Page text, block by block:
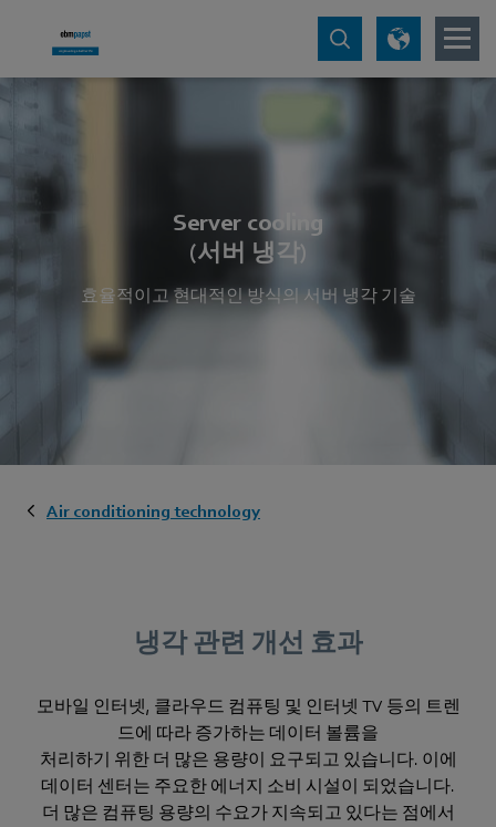
Server cooling
(서버 냉각)
효율적이고 현대적인 방식의 서버 냉각 기술
Air conditioning technology
냉각 관련 개선 효과
모바일 인터넷, 클라우드 컴퓨팅 및 인터넷 TV 등의 트렌
드에 따라 증가하는 데이터 볼륨을
처리하기 위한 더 많은 용량이 요구되고 있습니다. 이에
데이터 센터는 주요한 에너지 소비 시설이 되었습니다.
더 많은 컴퓨팅 용량의 수요가 지속되고 있다는 점에서